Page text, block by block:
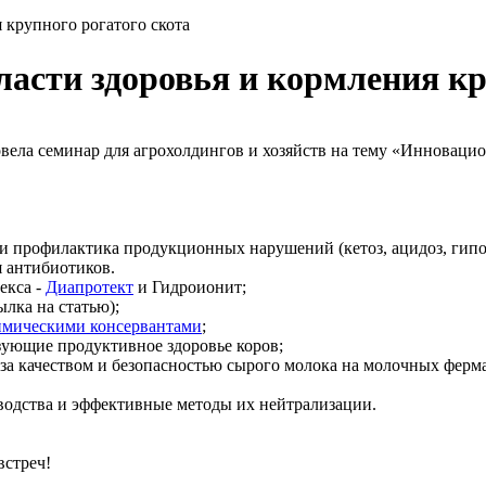
рогатого скота
здоровья и кормления
семинар для агрохолдингов и хозяйств на тему
продукционных нарушений (кетоз, ацидоз,
- Диапротект и Гидроионит;
на статью);
консервантами;
продуктивное здоровье коров;
качеством и безопасностью сырого молока на молочных
и эффективные методы их нейтрализации.